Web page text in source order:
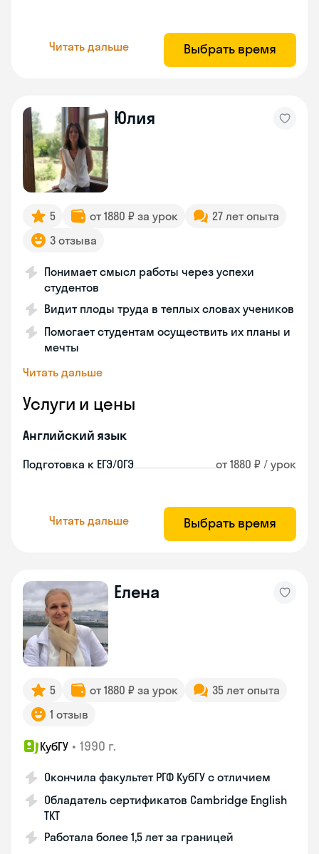
Читать дальше Выбрать время
Юлия
5 от 1880 ₽ за урок
27 лет опыта
3 отзыва
Понимает смысл работы через успехи
студентов
Видит плоды труда в теплых словах учеников
Помогает студентам осуществить их планы и
мечты
Читать дальше
Услуги и цены
Английский язык
Подготовка к ЕГЭ/ОГЭ от 1880 ₽ / урок
Читать дальше Выбрать время
Елена
5 от 1880 ₽ за урок
35 лет опыта
1 отзыв
КубГУ • 1990 г.
Окончила факультет РГФ КубГУ с отличием
Обладатель сертификатов Cambridge English
TKT
Работала более 1,5 лет за границей